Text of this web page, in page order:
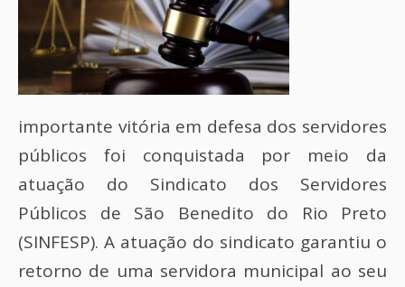
importante vitória em defesa dos servidores
públicos foi conquistada por meio da
atuação do Sindicato dos Servidores
Públicos de São Benedito do Rio Preto
(SINFESP). A atuação do sindicato garantiu o
retorno de uma servidora municipal ao seu